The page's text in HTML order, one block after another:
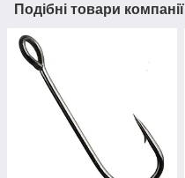
Подібні товари компанії